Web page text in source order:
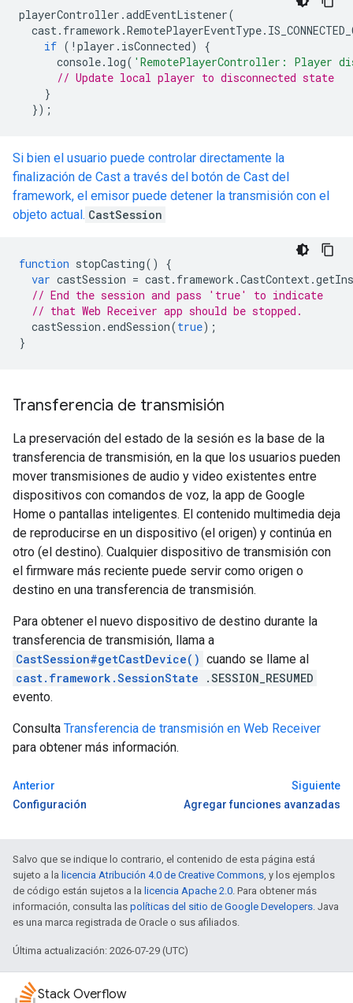
playerController .addEventListener(
cast. framework .RemotePlayerEventType.
if ( ! player . isConnected)
{
console. log( 'RemotePlayerController: Player
// Update local player to disconnected state
}
});
Si bien el usuario puede controlar directamente la
finalización de Cast a través del botón de Cast del
framework, el emisor puede detener la transmisión con el
objeto actual. CastSession
function stopCasting()
{
var castSession = cast. framework .CastContext.
// End the session and pass 'true' to indicate
// that Web Receiver app should be stopped.
castSession . endSession(true);
}
Transferencia de transmisión
La preservación del estado de la sesión es la base de la
transferencia de transmisión, en la que los usuarios pueden
mover transmisiones de audio y video existentes entre
dispositivos con comandos de voz, la app de Google
Home o pantallas inteligentes. El contenido multimedia deja
de reproducirse en un dispositivo (el origen) y continúa en
otro (el destino). Cualquier dispositivo de transmisión con
el firmware más reciente puede servir como origen o
destino en una transferencia de transmisión.
Para obtener el nuevo dispositivo de destino durante la
transferencia de transmisión, llama a
CastSession#getCastDevice() cuando se llame al
cast.framework.SessionState
.SESSION_RESUMED
evento.
Consulta Transferencia de transmisión en Web Receiver
para obtener más información.
Anterior
Configuración
Siguiente
Agregar funciones avanzadas
Salvo que se indique lo contrario, el contenido de esta página está
sujeto a la licencia Atribución 4.0 de Creative Commons, y los ejemplos
de código están sujetos a la licencia Apache 2.0. Para obtener más
información, consulta las políticas del sitio de Google Developers. Java
es una marca registrada de Oracle o sus afiliados.
Última actualización: 2026-07-29 (UTC)
Stack Overflow